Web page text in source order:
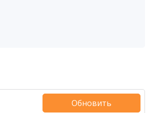
Обновить